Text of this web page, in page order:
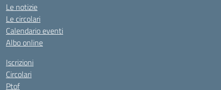
Le notizie
Le circolari
Calendario eventi
Albo online
Iscrizioni
Circolari
Ptof